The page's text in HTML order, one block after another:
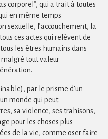
corporel”, qui a trait à toutes
en même temps
sexuelle, l’accouchement, la
ces actes qui relèvent de
les êtres humains dans
malgré tout valeur
par le prisme d’un
monde qui peut
sa violence, ses trahisons,
pour les choses plus
de la vie, comme oser faire